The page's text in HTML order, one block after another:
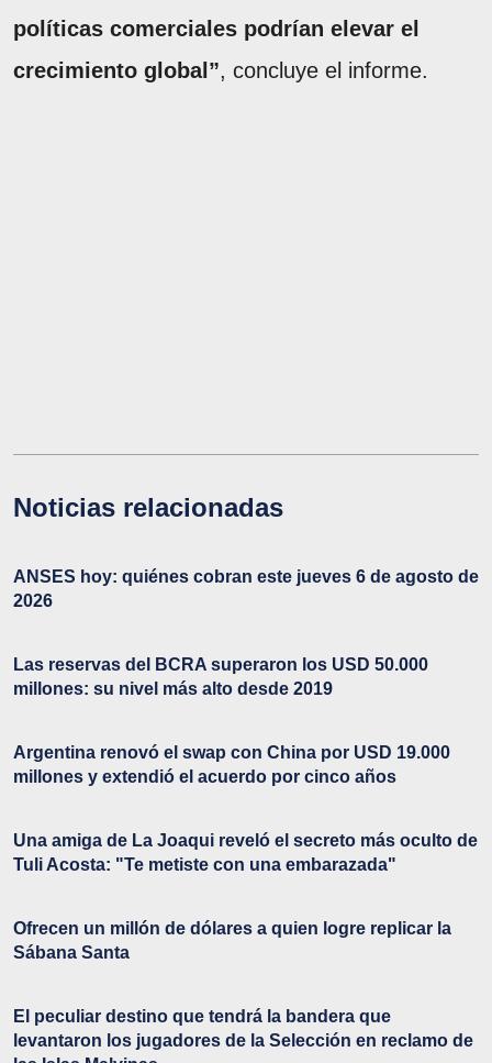
políticas comerciales podrían elevar el
crecimiento global”, concluye el informe.
Noticias relacionadas
ANSES hoy: quiénes cobran este jueves 6 de agosto de
2026
Las reservas del BCRA superaron los USD 50.000
millones: su nivel más alto desde 2019
Argentina renovó el swap con China por USD 19.000
millones y extendió el acuerdo por cinco años
Una amiga de La Joaqui reveló el secreto más oculto de
Tuli Acosta: "Te metiste con una embarazada"
Ofrecen un millón de dólares a quien logre replicar la
Sábana Santa
El peculiar destino que tendrá la bandera que
levantaron los jugadores de la Selección en reclamo de